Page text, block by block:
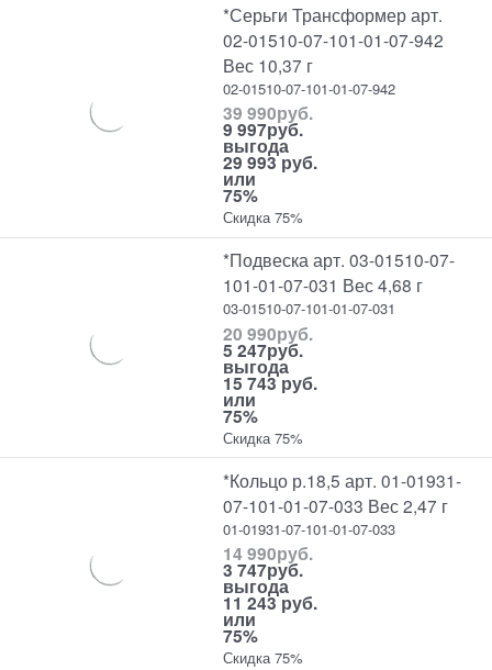
*Серьги Трансформер арт.
02-01510-07-101-01-07-942
Вес 10,37 г
02-01510-07-101-01-07-942
39 990руб.
9 997руб.
выгода
29 993 руб.
или
75%
Скидка 75%
*Подвеска арт. 03-01510-07-
101-01-07-031 Вес 4,68 г
03-01510-07-101-01-07-031
20 990руб.
5 247руб.
выгода
15 743 руб.
или
75%
Скидка 75%
*Кольцо р.18,5 арт. 01-01931-
07-101-01-07-033 Вес 2,47 г
01-01931-07-101-01-07-033
14 990руб.
3 747руб.
выгода
11 243 руб.
или
75%
Скидка 75%